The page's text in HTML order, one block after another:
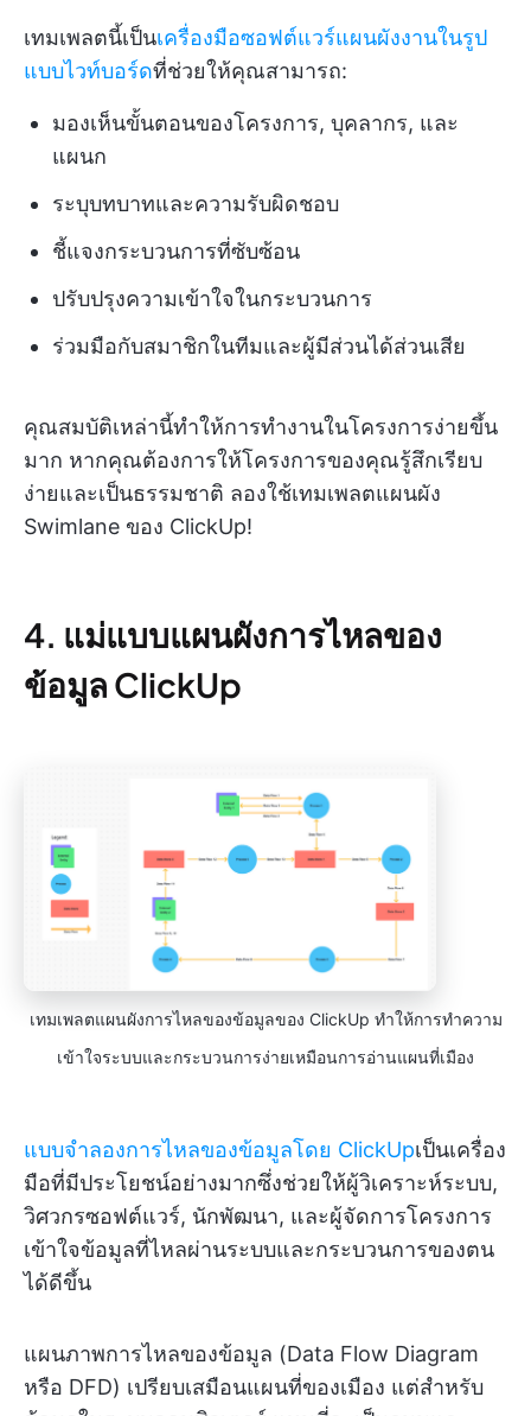
เทมเพลตนี้เป็นเครื่องมือซอฟต์แวร์แผนผังงานในรูป
แบบไวท์บอร์ดที่ช่วยให้คุณสามารถ:
มองเห็นขั้นตอนของโครงการ, บุคลากร, และ
แผนก
ระบุบทบาทและความรับผิดชอบ
ชี้แจงกระบวนการที่ซับซ้อน
ปรับปรุงความเข้าใจในกระบวนการ
ร่วมมือกับสมาชิกในทีมและผู้มีส่วนได้ส่วนเสีย
คุณสมบัติเหล่านี้ทำให้การทำงานในโครงการง่ายขึ้น
มาก หากคุณต้องการให้โครงการของคุณรู้สึกเรียบ
ง่ายและเป็นธรรมชาติ ลองใช้เทมเพลตแผนผัง
Swimlane ของ ClickUp!
4. แม่แบบแผนผังการไหลของ
ข้อมูล ClickUp
เทมเพลตแผนผังการไหลของข้อมูลของ ClickUp ทำให้การทำความ
เข้าใจระบบและกระบวนการง่ายเหมือนการอ่านแผนที่เมือง
แบบจำลองการไหลของข้อมูลโดย ClickUpเป็นเครื่อง
มือที่มีประโยชน์อย่างมากซึ่งช่วยให้ผู้วิเคราะห์ระบบ,
วิศวกรซอฟต์แวร์, นักพัฒนา, และผู้จัดการโครงการ
เข้าใจข้อมูลที่ไหลผ่านระบบและกระบวนการของตน
ได้ดีขึ้น
แผนภาพการไหลของข้อมูล (Data Flow Diagram
หรือ DFD) เปรียบเสมือนแผนที่ของเมือง แต่สำหรับ